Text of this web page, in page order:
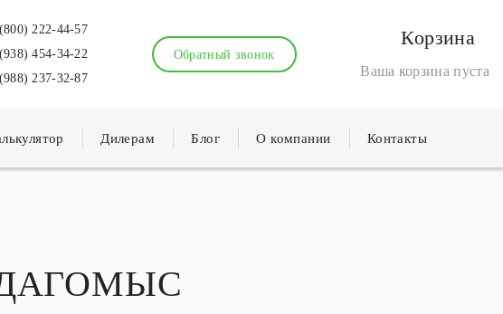
222-44-57
454-34-22
237-32-87
Обратный звонок
Корзина
Ваша корзина пуста
Дилерам Блог О компании Контакты